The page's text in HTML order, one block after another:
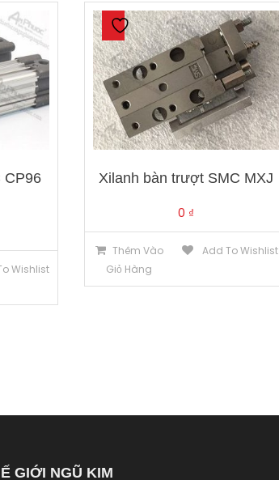
CP96
Wishlist
Xilanh bàn trượt SMC MXJ
0 ₫
Thêm Vào
Giỏ Hàng
Add To Wishlist
GIỚI NGŨ KIM